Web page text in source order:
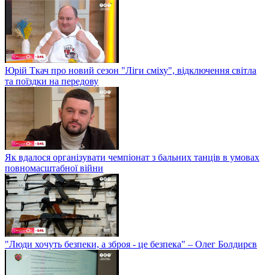
Юрій Ткач про новий сезон "Ліги сміху", відключення світла
та поїздки на передову
Як вдалося організувати чемпіонат з бальних танців в умовах
повномасштабної війни
"Люди хочуть безпеки, а зброя - це безпека" – Олег Болдирєв